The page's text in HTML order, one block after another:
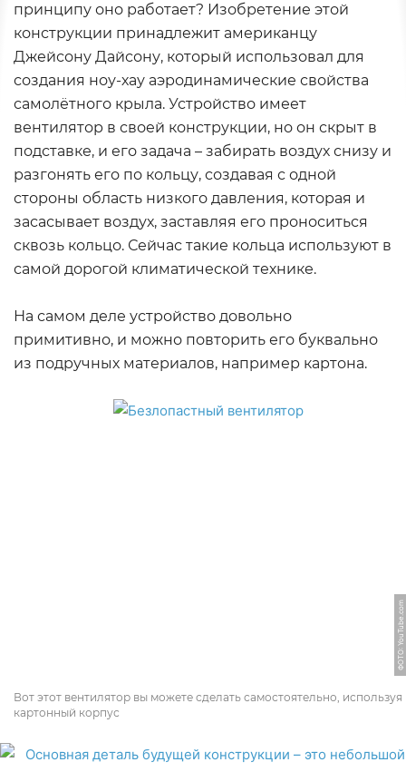
принципу оно работает? Изобретение этой
конструкции принадлежит американцу
Джейсону Дайсону, который использовал для
создания ноу-хау аэродинамические свойства
самолётного крыла. Устройство имеет
вентилятор в своей конструкции, но он скрыт в
подставке, и его задача – забирать воздух снизу и
разгонять его по кольцу, создавая с одной
стороны область низкого давления, которая и
засасывает воздух, заставляя его проноситься
сквозь кольцо. Сейчас такие кольца используют в
самой дорогой климатической технике.
На самом деле устройство довольно
примитивно, и можно повторить его буквально
из подручных материалов, например картона.
ФОТО: YouTube.com
Вот этот вентилятор вы можете сделать самостоятельно, используя
картонный корпус